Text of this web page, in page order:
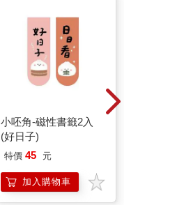
小呸角-磁性書籤2入
(好日子)
特價 45 元
加入購物車